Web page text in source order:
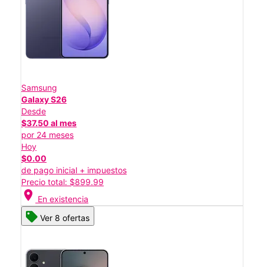
Samsung
Galaxy S26
Desde
$37.50 al mes
por 24 meses
Hoy
$0.00
de pago inicial + impuestos
Precio total: $899.99
location_on En existencia
Ver 8 ofertas